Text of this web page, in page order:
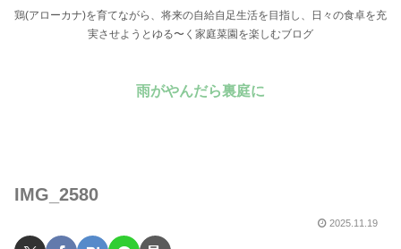
鶏(アローカナ)を育てながら、将来の自給自足生活を目指し、日々の食卓を充
実させようとゆる〜く家庭菜園を楽しむブログ
雨がやんだら裏庭に
IMG_2580
2025.11.19